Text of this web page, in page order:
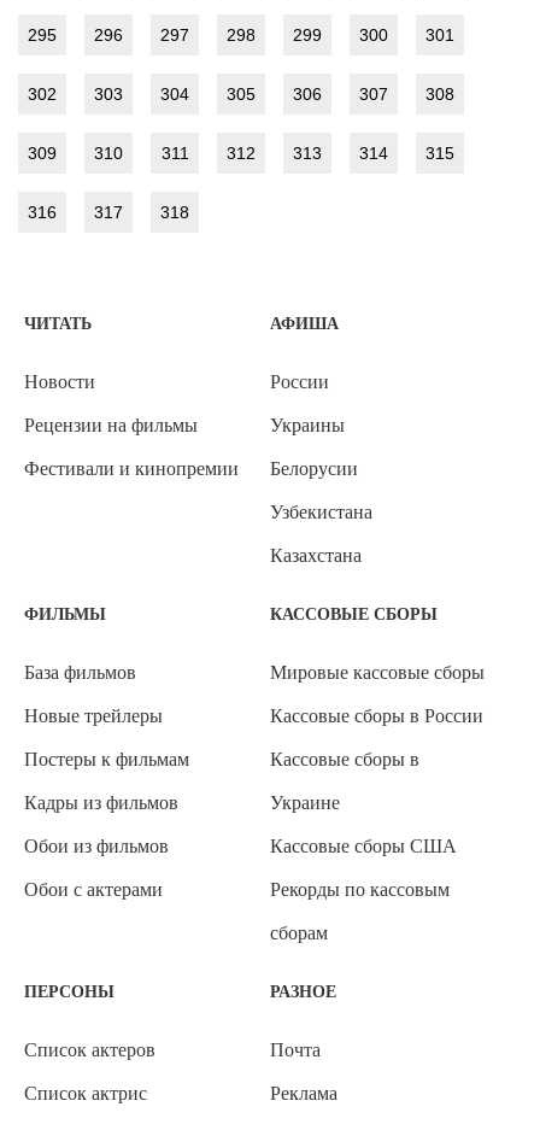
295 296 297 298 299 300 301
302 303 304 305 306 307 308
309 310 311 312 313 314 315
316 317 318
ЧИТАТЬ
Новости
Рецензии на фильмы
Фестивали и кинопремии
АФИША
России
Украины
Белорусии
Узбекистана
Казахстана
ФИЛЬМЫ
База фильмов
Новые трейлеры
Постеры к фильмам
Кадры из фильмов
Обои из фильмов
Обои с актерами
КАССОВЫЕ СБОРЫ
Мировые кассовые сборы
Кассовые сборы в России
Кассовые сборы в
Украине
Кассовые сборы США
Рекорды по кассовым
сборам
ПЕРСОНЫ
Список актеров
Список актрис
РАЗНОЕ
Почта
Реклама